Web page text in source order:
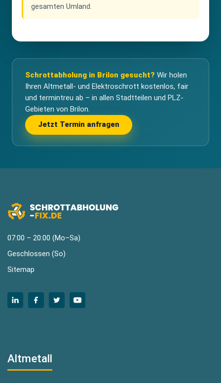
gesamten Umland.
Schrottabholung in Brilon gesucht? Wir holen
Ihren Altmetall- und Elektroschrott kostenlos, fair
und termintreu ab – in allen Stadtteilen und PLZ-
Gebieten von Brilon.
Jetzt Termin anfragen
07:00 – 20:00 (Mo–Sa)
Geschlossen (So)
Sitemap
Altmetall